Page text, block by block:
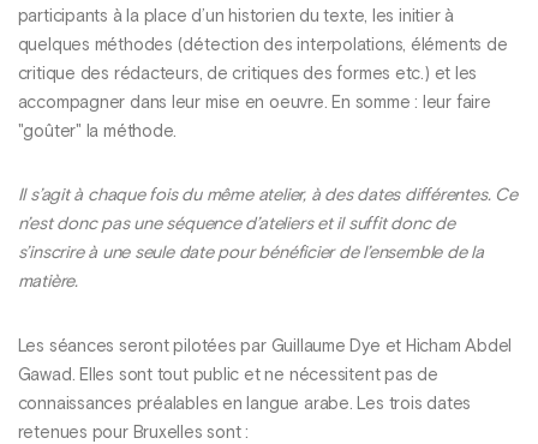
participants à la place d’un historien du texte, les initier à
quelques méthodes (détection des interpolations, éléments de
critique des rédacteurs, de critiques des formes etc.) et les
accompagner dans leur mise en oeuvre. En somme : leur faire
"goûter" la méthode.
Il s’agit à chaque fois du même atelier, à des dates différentes. Ce
n’est donc pas une séquence d’ateliers et il suffit donc de
s’inscrire à une seule date pour bénéficier de l’ensemble de la
matière.
Les séances seront pilotées par Guillaume Dye et Hicham Abdel
Gawad. Elles sont tout public et ne nécessitent pas de
connaissances préalables en langue arabe. Les trois dates
retenues pour Bruxelles sont :